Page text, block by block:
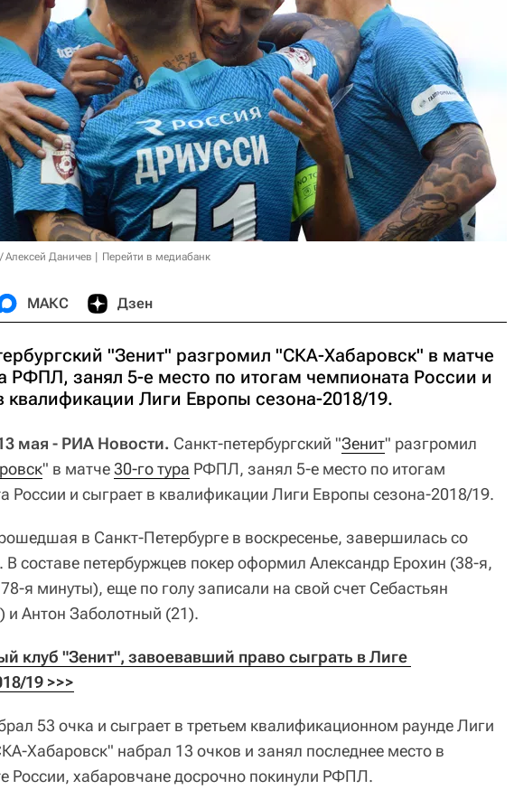
Даничев Перейти в медиабанк
МАКС Дзен
"Зенит" разгромил "СКА-Хабаровск" в матче
РФПЛ, занял 5-е место по итогам чемпионата России и
квалификации Лиги Европы сезона-2018/19.
мая - РИА Новости. Санкт-петербургский "Зенит" разгромил
" в матче30-го тура РФПЛ, занял 5-е место по итогам
России и сыграет в квалификации Лиги Европы сезона-2018/19.
в Санкт-Петербурге в воскресенье, завершилась со
В составе петербуржцев покер оформил Александр Ерохин (38-я,
я минуты), еще по голу записали на свой счет Себастьян
и Антон Заболотный (21).
клуб "Зенит", завоевавший право сыграть в Лиге
19 >>>
53 очка и сыграет в третьем квалификационном раунде Лиги
Хабаровск" набрал 13 очков и занял последнее место в
России, хабаровчане досрочно покинули РФПЛ.